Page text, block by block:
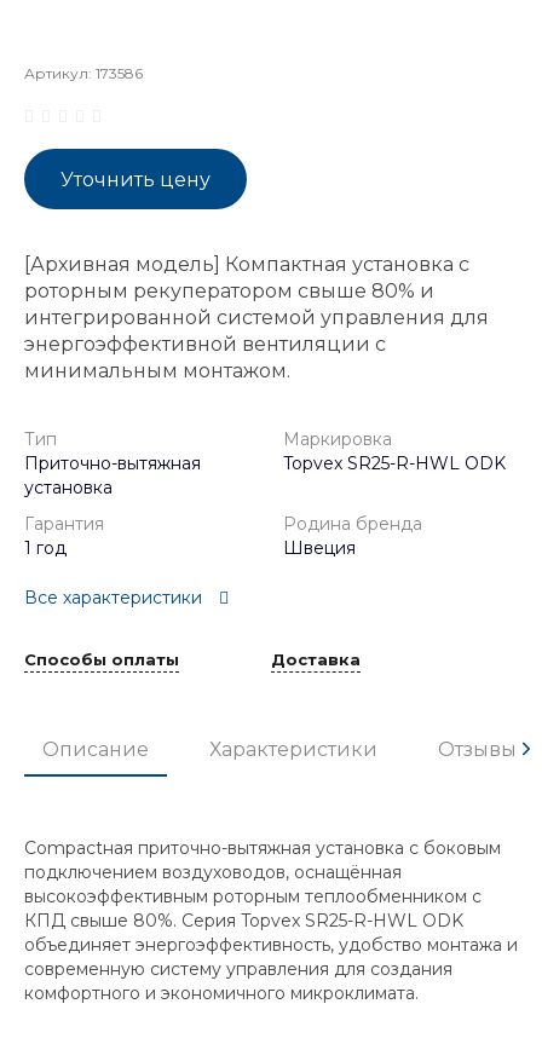
Артикул: 173586
Уточнить цену
[Архивная модель] Компактная установка с
роторным рекуператором свыше 80% и
интегрированной системой управления для
энергоэффективной вентиляции с
минимальным монтажом.
Тип
Приточно-вытяжная
установка
Маркировка
Topvex SR25-R-HWL ODK
Гарантия
1 год
Родина бренда
Швеция
Все характеристики
Способы оплаты Доставка
Описание Характеристики Отзывы
Compactная приточно-вытяжная установка с боковым
подключением воздуховодов, оснащённая
высокоэффективным роторным теплообменником с
КПД свыше 80%. Серия Topvex SR25-R-HWL ODK
объединяет энергоэффективность, удобство монтажа и
современную систему управления для создания
комфортного и экономичного микроклимата.